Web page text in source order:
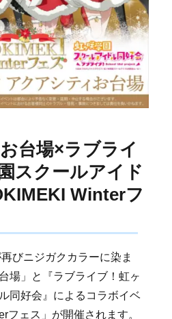
台場×ラブライ
スクールアイド
Winterフ
びニジガクカラーに染ま
場」と『ラブライブ！虹ヶ
同好会』によるコラボイベ
フェス」が開催されます。